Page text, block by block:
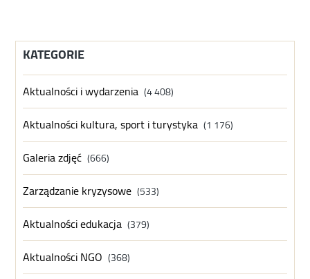
KATEGORIE
Aktualności i wydarzenia (4 408)
Aktualności kultura, sport i turystyka (1 176)
Galeria zdjęć (666)
Zarządzanie kryzysowe (533)
Aktualności edukacja (379)
Aktualności NGO (368)